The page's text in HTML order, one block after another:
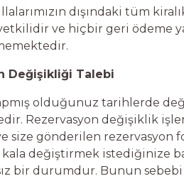
dışındaki tüm
ve hiçbir geri ödeme
Değişikliği Talebi
olduğunuz tarihlerde
Rezervasyon değişiklik
size gönderilen rezervasyon
değiştirmek istediğinize
bir durumdur. Bunun sebebi